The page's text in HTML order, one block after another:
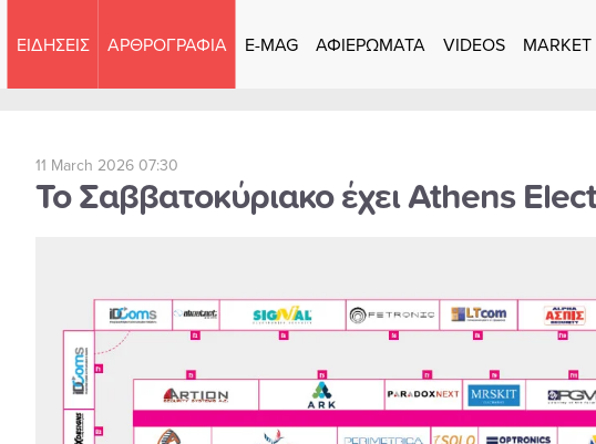
ΕΙΔΗΣΕΙΣ ΑΡΘΡΟΓΡΑΦΙΑ E-MAG ΑΦΙΕΡΩΜΑΤΑ VIDEOS MARKET
11 March 2026 07:30
Το Σαββατοκύριακο έχει Athens